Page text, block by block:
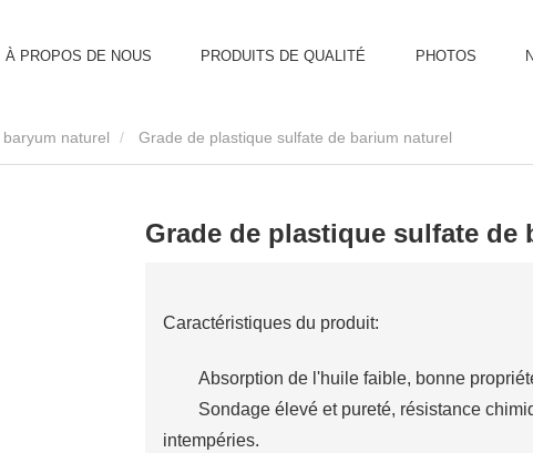
À PROPOS DE NOUS PRODUITS DE QUALITÉ PHOTOS
naturel Grade de plastique sulfate de barium naturel
Grade de plastique sulfate de
Caractéristiques du produit:
Absorption de l'huile faible, bonne
Sondage élevé et pureté, résistance
intempéries.